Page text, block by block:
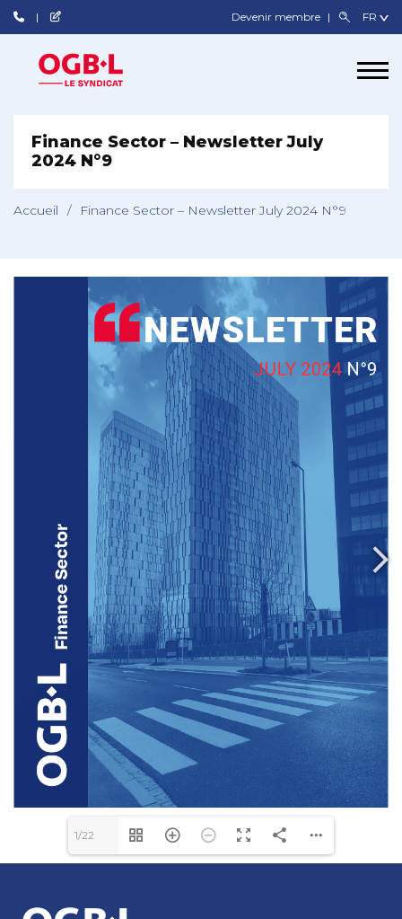
Devenir membre
Finance Sector – Newsletter July
2024 N°9
Accueil / Finance Sector – Newsletter July 2024 N°9
1/22